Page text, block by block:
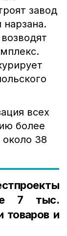
завод
нарзана.
всех
более
38
7 тыс.
товаров и